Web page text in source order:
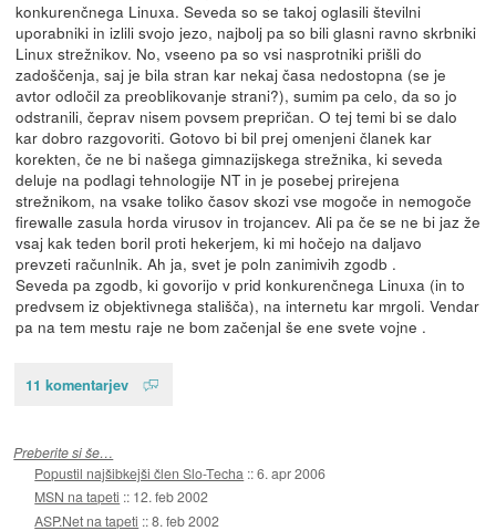
konkurenčnega Linuxa. Seveda so se takoj oglasili številni
uporabniki in izlili svojo jezo, najbolj pa so bili glasni ravno skrbniki
Linux strežnikov. No, vseeno pa so vsi nasprotniki prišli do
zadoščenja, saj je bila stran kar nekaj časa nedostopna (se je
avtor odločil za preoblikovanje strani?), sumim pa celo, da so jo
odstranili, čeprav nisem povsem prepričan. O tej temi bi se dalo
kar dobro razgovoriti. Gotovo bi bil prej omenjeni članek kar
korekten, če ne bi našega gimnazijskega strežnika, ki seveda
deluje na podlagi tehnologije NT in je posebej prirejena
strežnikom, na vsake toliko časov skozi vse mogoče in nemogoče
firewalle zasula horda virusov in trojancev. Ali pa če se ne bi jaz že
vsaj kak teden boril proti hekerjem, ki mi hočejo na daljavo
prevzeti računlnik. Ah ja, svet je poln zanimivih zgodb .
Seveda pa zgodb, ki govorijo v prid konkurenčnega Linuxa (in to
predvsem iz objektivnega stališča), na internetu kar mrgoli. Vendar
pa na tem mestu raje ne bom začenjal še ene svete vojne .
11 komentarjev
Preberite si še…
Popustil najšibkejši člen Slo-Techa ::6. apr 2006
MSN na tapeti :: 12. feb 2002
ASP.Net na tapeti ::8. feb 2002